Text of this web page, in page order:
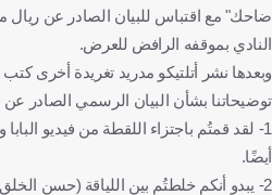
ضاحك" مع اقتباس للبيان الصادر عن ريال
النادي بموقفه الرافض للعرض.
وبعدها نشر أتلتيكو مدريد تغريدة أخرى
توضيحاتنا بشأن البيان الرسمي الصادر عن
1- لقد قمتُم باجتزاء اللقطة من فيديو
أيضًا.
2- يبدو أنكم خلطتُم بين اللياقة (حسن